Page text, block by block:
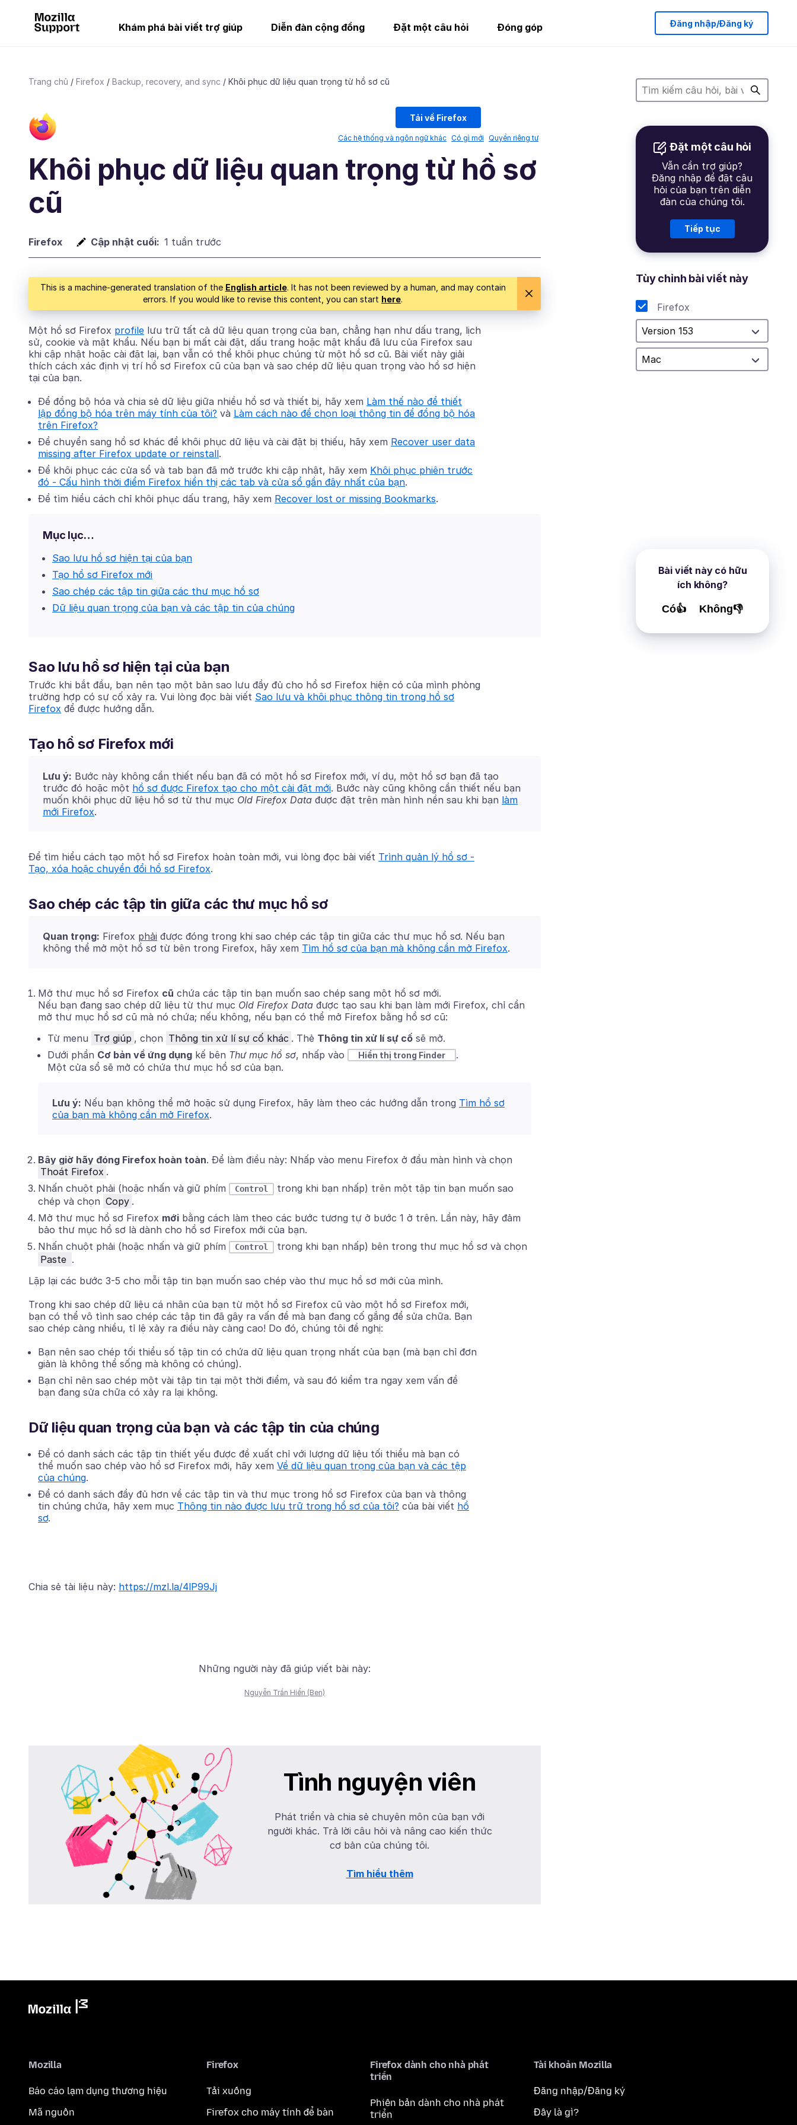
Khám phá bài viết trợ giúp Diễn đàn cộng đồng Đặt một câu hỏi Đóng góp Đăng nhập/Đăng ký
Trang chủ Firefox Backup, recovery, and sync Khôi phục dữ liệu quan trọng từ hồ sơ cũ
Đặt một câu hỏi
Vẫn cần trợ giúp?
Đăng nhập để đặt câu
hỏi của bạn trên diễn
đàn của chúng tôi.
Tiếp tục
Tùy chỉnh bài viết này
Firefox
Bài viết này có hữu
ích không?
Có👍 Không👎
Tải về Firefox
Các hệ thống và ngôn ngữ khác Có gì mới Quyền riêng tư
Khôi phục dữ liệu quan trọng từ hồ sơ
cũ
Firefox Cập nhật cuối: 1 tuần trước
This is a machine-generated translation of the English article. It has not been reviewed by a human, and may contain
errors. If you would like to revise this content, you can start here.
Một hồ sơ Firefox profile lưu trữ tất cả dữ liệu quan trọng của bạn, chẳng hạn như dấu trang, lịch
sử, cookie và mật khẩu. Nếu bạn bị mất cài đặt, dấu trang hoặc mật khẩu đã lưu của Firefox sau
khi cập nhật hoặc cài đặt lại, bạn vẫn có thể khôi phục chúng từ một hồ sơ cũ. Bài viết này giải
thích cách xác định vị trí hồ sơ Firefox cũ của bạn và sao chép dữ liệu quan trọng vào hồ sơ hiện
tại của bạn.
Để đồng bộ hóa và chia sẻ dữ liệu giữa nhiều hồ sơ và thiết bị, hãy xem Làm thế nào để thiết
lập đồng bộ hóa trên máy tính của tôi? và Làm cách nào để chọn loại thông tin để đồng bộ hóa
trên Firefox?
Để chuyển sang hồ sơ khác để khôi phục dữ liệu và cài đặt bị thiếu, hãy xem Recover user data
missing after Firefox update or reinstall.
Để khôi phục các cửa sổ và tab bạn đã mở trước khi cập nhật, hãy xem Khôi phục phiên trước
đó - Cấu hình thời điểm Firefox hiển thị các tab và cửa sổ gần đây nhất của bạn.
Để tìm hiểu cách chỉ khôi phục dấu trang, hãy xem Recover lost or missing Bookmarks.
Mục lục…
Sao lưu hồ sơ hiện tại của bạn
Tạo hồ sơ Firefox mới
Sao chép các tập tin giữa các thư mục hồ sơ
Dữ liệu quan trọng của bạn và các tập tin của chúng
Sao lưu hồ sơ hiện tại của bạn
Trước khi bắt đầu, bạn nên tạo một bản sao lưu đầy đủ cho hồ sơ Firefox hiện có của mình phòng
trường hợp có sự cố xảy ra. Vui lòng đọc bài viết Sao lưu và khôi phục thông tin trong hồ sơ
Firefox để được hướng dẫn.
Tạo hồ sơ Firefox mới
Lưu ý: Bước này không cần thiết nếu bạn đã có một hồ sơ Firefox mới, ví dụ, một hồ sơ bạn đã tạo
trước đó hoặc một hồ sơ được Firefox tạo cho một cài đặt mới. Bước này cũng không cần thiết nếu bạn
muốn khôi phục dữ liệu hồ sơ từ thư mục Old Firefox Data được đặt trên màn hình nền sau khi bạn làm
mới Firefox.
Để tìm hiểu cách tạo một hồ sơ Firefox hoàn toàn mới, vui lòng đọc bài viết Trình quản lý hồ sơ -
Tạo, xóa hoặc chuyển đổi hồ sơ Firefox.
Sao chép các tập tin giữa các thư mục hồ sơ
Quan trọng: Firefox phải được đóng trong khi sao chép các tập tin giữa các thư mục hồ sơ. Nếu bạn
không thể mở một hồ sơ từ bên trong Firefox, hãy xem Tìm hồ sơ của bạn mà không cần mở Firefox.
Mở thư mục hồ sơ Firefox cũ chứa các tập tin bạn muốn sao chép sang một hồ sơ mới.
Nếu bạn đang sao chép dữ liệu từ thư mục Old Firefox Data được tạo sau khi bạn làm mới Firefox, chỉ cần
mở thư mục hồ sơ cũ mà nó chứa; nếu không, nếu bạn có thể mở Firefox bằng hồ sơ cũ:
Từ menu Trợ giúp , chọn Thông tin xử lí sự cố khác . Thẻ Thông tin xử lí sự cố sẽ mở.
Dưới phần Cơ bản về ứng dụng kế bên Thư mục hồ sơ, nhấp vào Hiển thị trong Finder
.
Một cửa sổ sẽ mở có chứa thư mục hồ sơ của bạn.
Lưu ý: Nếu bạn không thể mở hoặc sử dụng Firefox, hãy làm theo các hướng dẫn trong Tìm hồ sơ
của bạn mà không cần mở Firefox.
Bây giờ hãy đóng Firefox hoàn toàn. Để làm điều này: Nhấp vào menu Firefox ở đầu màn hình và chọn
Thoát Firefox .
Nhấn chuột phải (hoặc nhấn và giữ phím
Control trong khi bạn nhấp) trên một tập tin bạn muốn sao
chép và chọn Copy .
Mở thư mục hồ sơ Firefox mới bằng cách làm theo các bước tương tự ở bước 1 ở trên. Lần này, hãy đảm
bảo thư mục hồ sơ là dành cho hồ sơ Firefox mới của bạn.
Nhấn chuột phải (hoặc nhấn và giữ phím
Control trong khi bạn nhấp) bên trong thư mục hồ sơ và chọn
Paste .
Lặp lại các bước 3-5 cho mỗi tập tin bạn muốn sao chép vào thư mục hồ sơ mới của mình.
Trong khi sao chép dữ liệu cá nhân của bạn từ một hồ sơ Firefox cũ vào một hồ sơ Firefox mới,
bạn có thể vô tình sao chép các tập tin đã gây ra vấn đề mà bạn đang cố gắng để sửa chữa. Bạn
sao chép càng nhiều, tỉ lệ xảy ra điều này càng cao! Do đó, chúng tôi đề nghị:
Bạn nên sao chép tối thiểu số tập tin có chứa dữ liệu quan trọng nhất của bạn (mà bạn chỉ đơn
giản là không thể sống mà không có chúng).
Bạn chỉ nên sao chép một vài tập tin tại một thời điểm, và sau đó kiểm tra ngay xem vấn đề
bạn đang sửa chữa có xảy ra lại không.
Dữ liệu quan trọng của bạn và các tập tin của chúng
Để có danh sách các tập tin thiết yếu được đề xuất chỉ với lượng dữ liệu tối thiểu mà bạn có
thể muốn sao chép vào hồ sơ Firefox mới, hãy xem Về dữ liệu quan trọng của bạn và các tệp
của chúng.
Để có danh sách đầy đủ hơn về các tập tin và thư mục trong hồ sơ Firefox của bạn và thông
tin chúng chứa, hãy xem mục Thông tin nào được lưu trữ trong hồ sơ của tôi? của bài viết hồ
sơ.
Chia sẻ tài liệu này: https://mzl.la/4lP99Jj
Những người này đã giúp viết bài này:
Nguyễn Trần Hiển (Ben)
Tình nguyện viên
Phát triển và chia sẻ chuyên môn của bạn với
người khác. Trả lời câu hỏi và nâng cao kiến thức
cơ bản của chúng tôi.
Tìm hiểu thêm
Mozilla
Báo cáo lạm dụng thương hiệu
Mã nguồn
Firefox
Tải xuống
Firefox cho máy tính để bàn
Firefox dành cho nhà phát
triển
Phiên bản dành cho nhà phát
triển
Tài khoản Mozilla
Đăng nhập/Đăng ký
Đây là gì?